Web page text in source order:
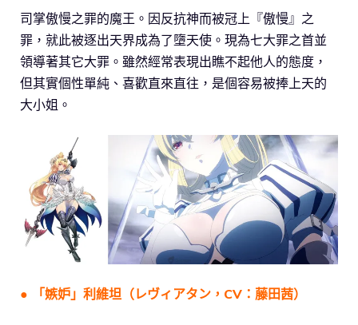
司掌傲慢之罪的魔王。因反抗神而被冠上『傲慢』之
罪，就此被逐出天界成為了墮天使。現為七大罪之首並
領導著其它大罪。雖然經常表現出瞧不起他人的態度，
但其實個性單純、喜歡直來直往，是個容易被捧上天的
大小姐。
● 「嫉妒」利維坦（レヴィアタン，CV：藤田茜）